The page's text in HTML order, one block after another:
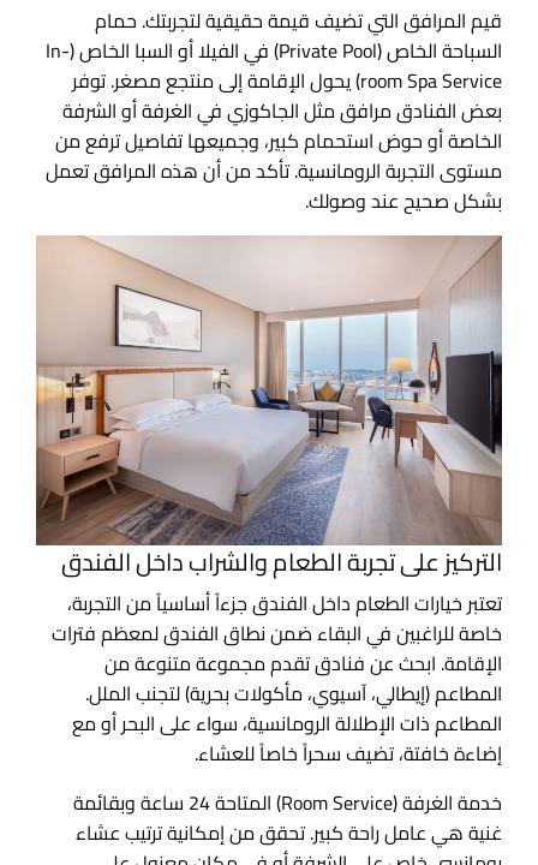
قيم المرافق التي تضيف قيمة حقيقية لتجربتك. حمام
السباحة الخاص (Private Pool) في الفيلا أو السبا الخاص (In-
room Spa Service) يحول الإقامة إلى منتجع مصغر. توفر
بعض الفنادق مرافق مثل الجاكوزي في الغرفة أو الشرفة
الخاصة أو حوض استحمام كبير، وجميعها تفاصيل ترفع من
مستوى التجربة الرومانسية. تأكد من أن هذه المرافق تعمل
بشكل صحيح عند وصولك.
التركيز على تجربة الطعام والشراب داخل الفندق
تعتبر خيارات الطعام داخل الفندق جزءاً أساسياً من التجربة،
خاصة للراغبين في البقاء ضمن نطاق الفندق لمعظم فترات
الإقامة. ابحث عن فنادق تقدم مجموعة متنوعة من
المطاعم (إيطالي، آسيوي، مأكولات بحرية) لتجنب الملل.
المطاعم ذات الإطلالة الرومانسية، سواء على البحر أو مع
إضاءة خافتة، تضيف سحراً خاصاً للعشاء.
خدمة الغرفة (Room Service) المتاحة 24 ساعة وبقائمة
غنية هي عامل راحة كبير. تحقق من إمكانية ترتيب عشاء